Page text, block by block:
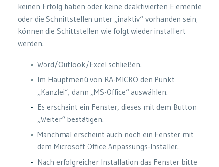
keinen Erfolg haben oder keine deaktivierten Elemente
oder die Schnittstellen unter „inaktiv“ vorhanden sein,
können die Schittstellen wie folgt wieder installiert
werden.
Word/Outlook/Excel schließen.
Im Hauptmenü von RA-MICRO den Punkt
„Kanzlei“, dann „MS-Office“ auswählen.
Es erscheint ein Fenster, dieses mit dem Button
„Weiter“ bestätigen.
Manchmal erscheint auch noch ein Fenster mit
dem Microsoft Office Anpassungs-Installer.
Nach erfolgreicher Installation das Fenster bitte